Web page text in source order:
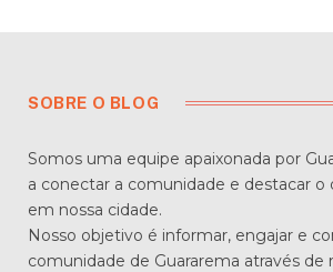
SOBRE O BLOG
Somos uma equipe apaixonada por
a conectar a comunidade e destacar o
em nossa cidade.
Nosso objetivo é informar, engajar e
comunidade de Guararema através de